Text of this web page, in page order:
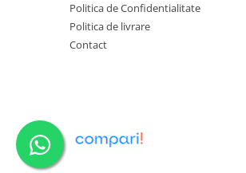
Politica de Confidentialitate
Politica de livrare
Contact